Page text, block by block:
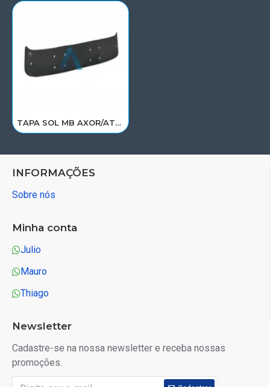
TAPA SOL MB AXOR/ATEGO TETO ALTO 9738110510/F029FE
INFORMAÇÕES
Sobre nós
Minha conta
Julio
Mauro
Thiago
Newsletter
Cadastre-se na nossa newsletter e receba nossas
promoções.